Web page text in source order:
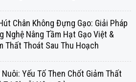
Chân Không Đựng Gạo: Giải Pháp
Nghệ Nâng Tầm Hạt Gạo Việt &
Thất Thoát Sau Thu Hoạch
Yếu Tố Then Chốt Giảm Thất